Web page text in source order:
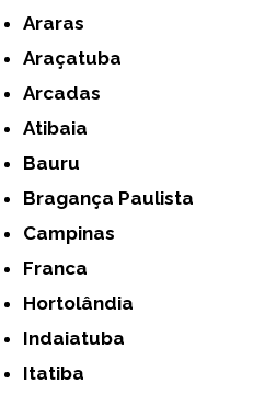
Araras
Araçatuba
Arcadas
Atibaia
Bauru
Bragança Paulista
Campinas
Franca
Hortolândia
Indaiatuba
Itatiba